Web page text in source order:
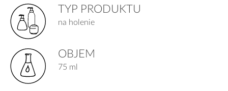
TYP PRODUKTU
na holenie
OBJEM
75 ml